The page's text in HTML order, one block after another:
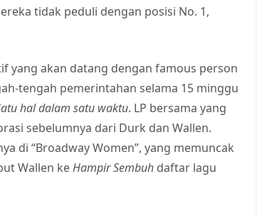
tidak peduli dengan posisi No. 1,
yang akan datang dengan famous person
tengah pemerintahan selama 15 minggu
hal dalam satu waktu. LP bersama yang
sebelumnya dari Durk dan Wallen.
di “Broadway Women”, yang memuncak
Wallen keHampir Sembuh daftar lagu